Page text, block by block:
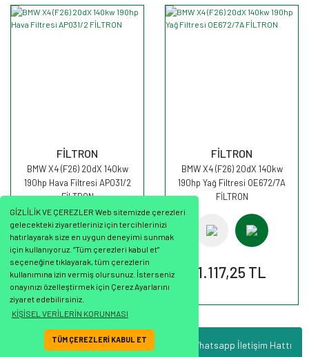
GİZLİLİK VE ÇEREZLER Web sitemizde çerezleri
gelecekteki ziyaretleriniz için tercihlerinizi
hatırlayarak size en uygun deneyimi sunmak
için kullanıyoruz. “Tüm çerezleri kabul et”
seçeneğine tıklayarak, tüm çerezlerin
kullanımına izin vermiş olursunuz. İsterseniz
onayınızı özelleştirmek için Çerez Ayarlarını
ziyaret edebilirsiniz.
KİŞİSEL VERİLERİN KORUNMASI
TÜM ÇEREZLERİ KABUL ET Whatsapp İletişim Hattı
FİLTRON
BMW X4 (F26) 20dX 140kw
190hp Hava Filtresi AP031/2
FİLTRON
811,36 TL
FİLTRON
BMW X4 (F26) 20dX 140kw
190hp Yağ Filtresi OE672/7A
FİLTRON
1.117,25 TL